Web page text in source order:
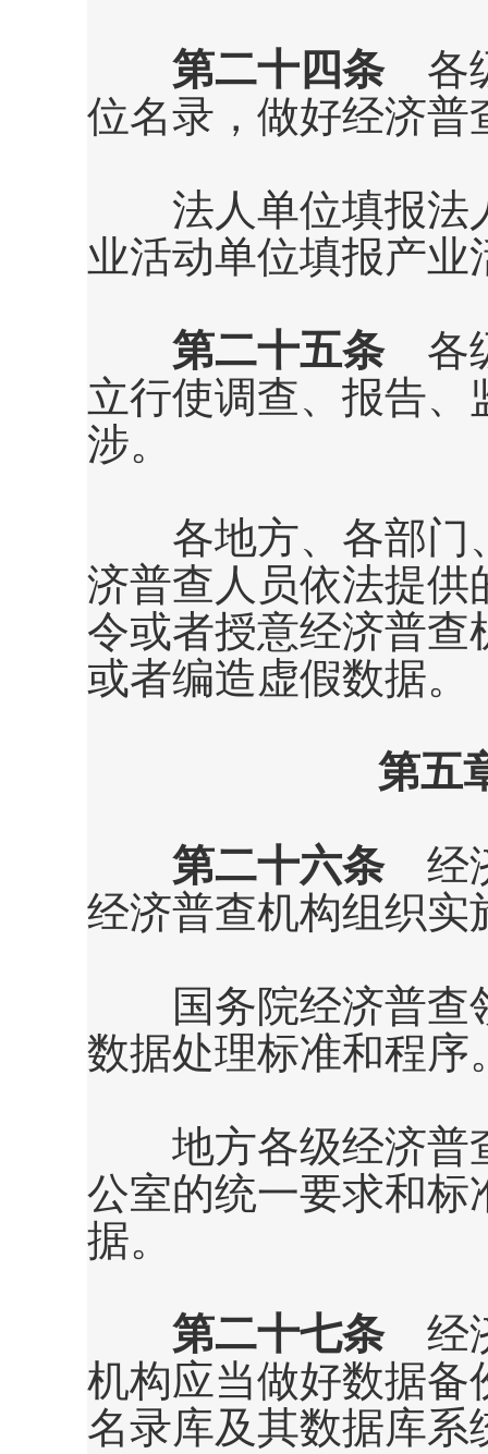
第二十四条各级
位名录，做好经济普
法人单位填报法
业活动单位填报产业
第二十五条各级
立行使调查、报告
涉。
各地方、各部门
济普查人员依法提供
令或者授意经济普
或者编造虚假数据。
第五
第二十六条经济
经济普查机构组织实
国务院经济普查
数据处理标准和程序
地方各级经济普
公室的统一要求和标
据。
第二十七条经济
机构应当做好数据备
名录库及其数据库系